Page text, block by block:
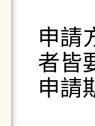
申請
者皆
申請